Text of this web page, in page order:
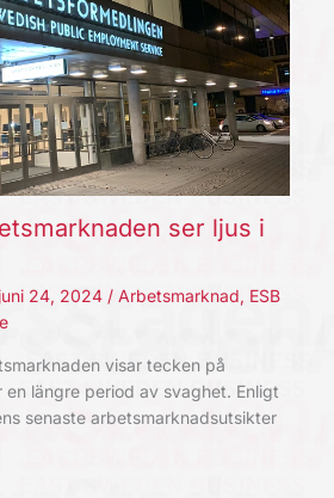
ser ljus i
juni 24, 2024 / Arbetsmarknad, ESB
visar tecken på
längre period av svaghet. Enligt
senaste arbetsmarknadsutsikter